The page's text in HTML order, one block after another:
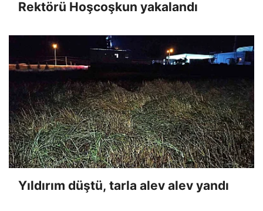
Rektörü Hoşcoşkun yakalandı
Yıldırım düştü, tarla alev alev yandı